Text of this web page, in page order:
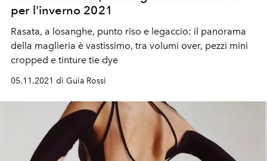
per l'inverno 2021
Rasata, a losanghe, punto riso e legaccio: il panorama
della maglieria è vastissimo, tra volumi over, pezzi mini
cropped e tinture tie dye
05.11.2021 di Guia Rossi